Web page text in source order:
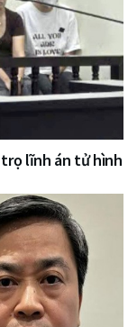
trọ lĩnh án tử hình